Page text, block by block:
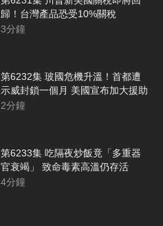
歸！台灣產品恐受10%關稅
3分鐘
第6232集 玻國危機升溫！首都遭
示威封鎖一個月 美國宣布加大援助
2分鐘
第6233集 吃隔夜炒飯竟「多重器
官衰竭」 致命毒素高溫仍存活
4分鐘